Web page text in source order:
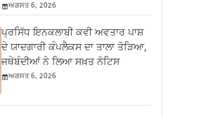
ਅਗਸਤ 6, 2026
ਪ੍ਰਸਿੱਧ ਇਨਕਲਾਬੀ ਕਵੀ ਅਵਤਾਰ ਪਾਸ਼
ਦੇ ਯਾਦਗਾਰੀ ਕੰਪਲੈਕਸ ਦਾ ਤਾਲਾ ਤੋੜਿਆ,
ਜਥੇਬੰਦੀਆਂ ਨੇ ਲਿਆ ਸਖ਼ਤ ਨੋਟਿਸ
ਅਗਸਤ 6, 2026